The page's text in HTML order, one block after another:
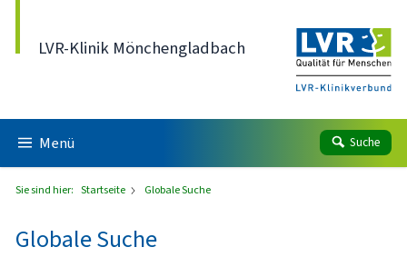
LVR-Klinik Mönchengladbach
Menü Suche
Sie sind hier: Startseite Globale Suche
Globale Suche